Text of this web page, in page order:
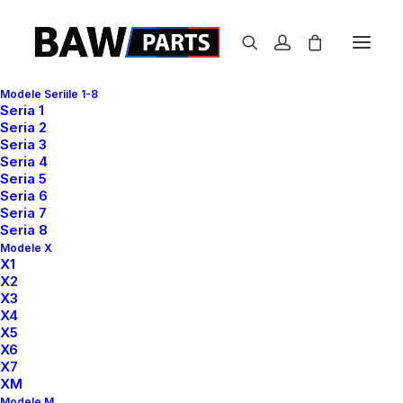
Modele Seriile 1-8
Seria 1
Seria 2
Seria 3
Seria 4
Seria 5
Seria 6
Seria 7
Seria 8
Modele X
X1
X2
X3
X4
X5
X6
X7
XM